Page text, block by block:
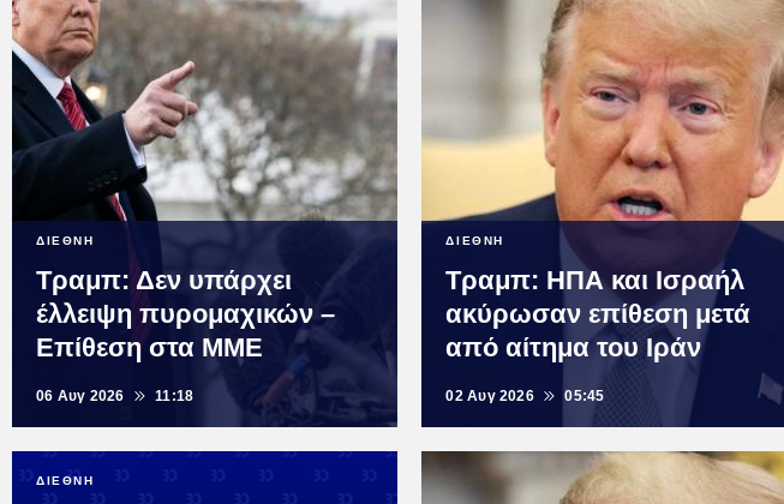
ΔΙΕΘΝΗ
Τραμπ: Δεν υπάρχει
έλλειψη πυρομαχικών –
Επίθεση στα ΜΜΕ
06 Αυγ 2026 11:18
ΔΙΕΘΝΗ
Τραμπ: ΗΠΑ και Ισραήλ
ακύρωσαν επίθεση μετά
από αίτημα του Ιράν
02 Αυγ 2026 05:45
ΔΙΕΘΝΗ